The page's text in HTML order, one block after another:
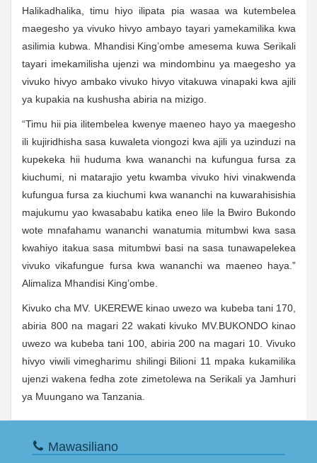
Halikadhalika, timu hiyo ilipata pia wasaa wa kutembelea
maegesho ya vivuko hivyo ambayo tayari yamekamilika kwa
asilimia kubwa. Mhandisi King’ombe amesema kuwa Serikali
tayari imekamilisha ujenzi wa mindombinu ya maegesho ya
vivuko hivyo ambako vivuko hivyo vitakuwa vinapaki kwa ajili
ya kupakia na kushusha abiria na mizigo.
“Timu hii pia ilitembelea kwenye maeneo hayo ya maegesho
ili kujiridhisha sasa kuwaleta viongozi kwa ajili ya uzinduzi na
kupekeka hii huduma kwa wananchi na kufungua fursa za
kiuchumi, ni matarajio yetu kwamba vivuko hivi vinakwenda
kufungua fursa za kiuchumi kwa wananchi na kuwarahisishia
majukumu yao kwasababu katika eneo lile la Bwiro Bukondo
wote mnafahamu wananchi wanatumia mitumbwi kwa sasa
kwahiyo itakua sasa mitumbwi basi na sasa tunawapelekea
vivuko vikafungue fursa kwa wananchi wa maeneo haya.”
Alimaliza Mhandisi King’ombe.
Kivuko cha MV. UKEREWE kinao uwezo wa kubeba tani 170,
abiria 800 na magari 22 wakati kivuko MV.BUKONDO kinao
uwezo wa kubeba tani 100, abiria 200 na magari 10. Vivuko
hivyo viwili vimegharimu shilingi Bilioni 11 mpaka kukamilika
ujenzi wakena fedha zote zimetolewa na Serikali ya Jamhuri
ya Muungano wa Tanzania.
Mawasiliano